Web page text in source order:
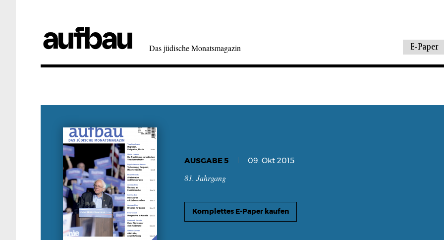
Das jüdische Monatsmagazin E-Paper
AUSGABE 5 09. Okt 2015
81. Jahrgang
Komplettes E-Paper kaufen